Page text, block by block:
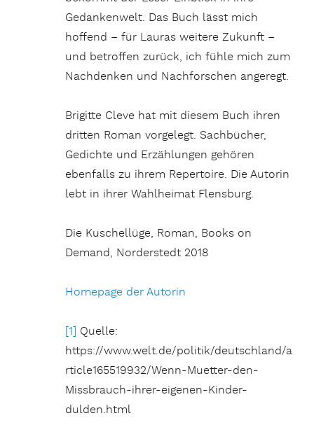
Gedankenwelt. Das Buch lässt mich
hoffend – für Lauras weitere Zukunft –
und betroffen zurück, ich fühle mich zum
Nachdenken und Nachforschen angeregt.
Brigitte Cleve hat mit diesem Buch ihren
dritten Roman vorgelegt. Sachbücher,
Gedichte und Erzählungen gehören
ebenfalls zu ihrem Repertoire. Die Autorin
lebt in ihrer Wahlheimat Flensburg.
Die Kuschellüge, Roman, Books on
Demand, Norderstedt 2018
Homepage der Autorin
[1] Quelle:
https://www.welt.de/politik/deutschland/a
rticle165519932/Wenn-Muetter-den-
Missbrauch-ihrer-eigenen-Kinder-
dulden.html